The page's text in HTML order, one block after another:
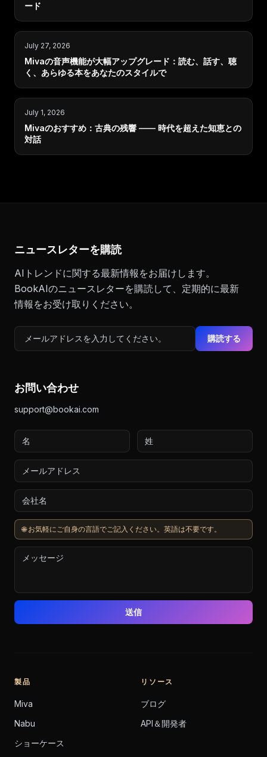
ード
July 27, 2026
Mivaの音声機能が大幅アップグレード：読む、話す、聴
く、あらゆる本をあなたのスタイルで
July 1, 2026
Mivaのおすすめ：古典の残響 —— 時代を超えた知恵との
対話
ニュースレターを購読
AIトレンドに関する最新情報をお届けします。
BookAIのニュースレターを購読して、定期的に最新
情報をお受け取りください。
購読する
お問い合わせ
support@bookai.com
🌐 お気軽にご自身の言語でご記入ください。英語は不要です。
送信
製品
Miva
Nabu
ショーケース
リソース
ブログ
API＆開発者